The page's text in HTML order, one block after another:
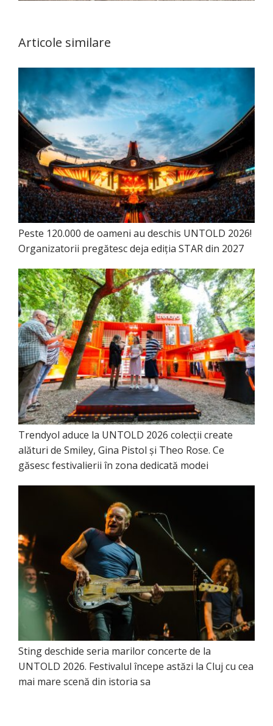
Articole similare
Peste 120.000 de oameni au deschis UNTOLD 2026!
Organizatorii pregătesc deja ediția STAR din 2027
Trendyol aduce la UNTOLD 2026 colecții create
alături de Smiley, Gina Pistol și Theo Rose. Ce
găsesc festivalierii în zona dedicată modei
Sting deschide seria marilor concerte de la
UNTOLD 2026. Festivalul începe astăzi la Cluj cu cea
mai mare scenă din istoria sa